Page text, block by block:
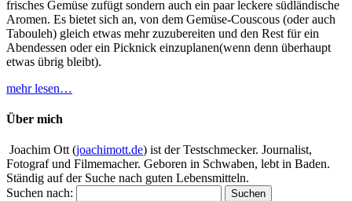
frisches Gemüse zufügt sondern auch ein paar leckere südländische
Aromen. Es bietet sich an, von dem Gemüse-Couscous (oder auch
Tabouleh) gleich etwas mehr zuzubereiten und den Rest für ein
Abendessen oder ein Picknick einzuplanen(wenn denn überhaupt
etwas übrig bleibt).
mehr lesen…
Über mich
Joachim Ott (joachimott.de) ist der Testschmecker. Journalist,
Fotograf und Filmemacher. Geboren in Schwaben, lebt in Baden.
Ständig auf der Suche nach guten Lebensmitteln.
Suchen nach: